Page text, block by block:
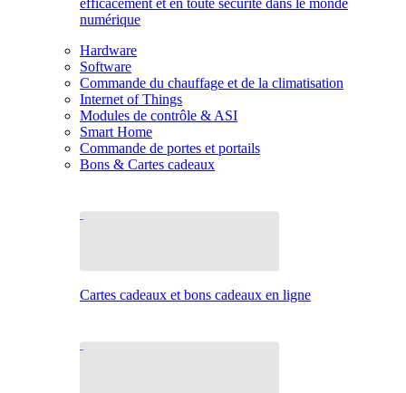
efficacement et en toute sécurité dans le monde
numérique
Hardware
Software
Commande du chauffage et de la climatisation
Internet of Things
Modules de contrôle & ASI
Smart Home
Commande de portes et portails
Bons & Cartes cadeaux
Cartes cadeaux et bons cadeaux en ligne